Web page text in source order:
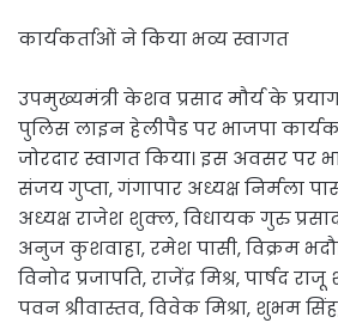
कार्यकर्ताओं ने किया भव्य स्वागत
उपमुख्यमंत्री केशव प्रसाद मौर्य के
पुलिस लाइन हेलीपैड पर भाजपा
जोरदार स्वागत किया। इस अवसर पर
संजय गुप्ता, गंगापार अध्यक्ष निर्मला
अध्यक्ष राजेश शुक्ल, विधायक गुरु
अनुज कुशवाहा, रमेश पासी, विक्रम
विनोद प्रजापति, राजेंद्र मिश्र, पार्षद
पवन श्रीवास्तव, विवेक मिश्रा, शुभम सिंह,